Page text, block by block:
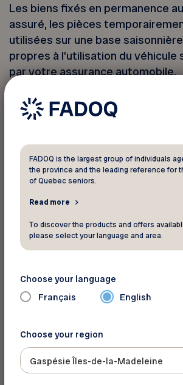
Les biens fixés en permanence
assuré, les pièces
utilisées sur une base
propres à l’utilisation du
par votre assurance automobile.
Exemples : GPS, pneus d’hiver ou
extincteur, porte-ski, porte-
Votre assurance
charge
Tous les autres biens dont la
sont couverts par votre
portable ou tablette
ou DVD, appareil photo, sac de
Vérifiez si vos
adéquates
FADOQ is the largest group of individuals
the province and the leading reference for
of Quebec seniors.
Read more
To discover the products and offers
please select your language and area.
Choose your language
Français English
Choose your region
Gaspésie Îles-de-la-Madeleine